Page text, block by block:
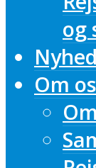
og
Om os